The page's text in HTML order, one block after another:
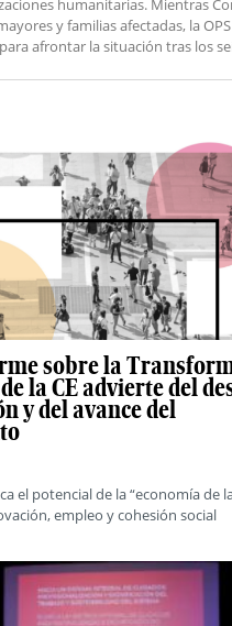
humanitarias. Mientras
y familias afectadas, la
afrontar la situación tras los
sobre la
la CE advierte del
y del avance del
el potencial de la “economía de
empleo y cohesión social